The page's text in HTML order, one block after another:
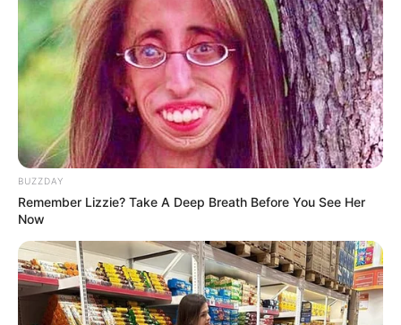
tarjetas premium ya no solo reflejan capacidad
económica, sino también acceso a un
ecosistema financiero diseñado para
consumidores de alto perfil.
BUZZDAY
Remember Lizzie? Take A Deep Breath Before You See Her
Now